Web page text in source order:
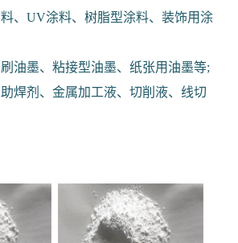
、UV涂料、树脂型涂料、装饰用涂
油墨、粘接型油墨、纸张用油墨等;
焊剂、金属加工液、切削液、线切